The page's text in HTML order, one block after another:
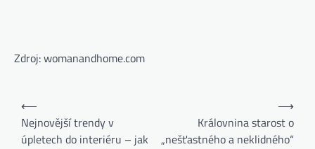
Zdroj: womanandhome.com
⟵
Nejnovější trendy v
úpletech do interiéru – jak
Královnina starost o
„nešťastného a neklidného“
⟶